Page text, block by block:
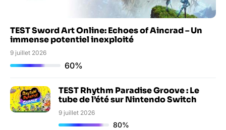
TEST Sword Art Online: Echoes of Aincrad – Un
immense potentiel inexploité
9 juillet 2026
60%
TEST Rhythm Paradise Groove : Le
tube de l’été sur Nintendo Switch
9 juillet 2026
80%